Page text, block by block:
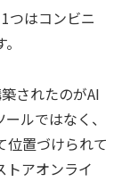
つはコンビニ
されたのがAI
ルではなく、
位置づけられて
トアオンライ